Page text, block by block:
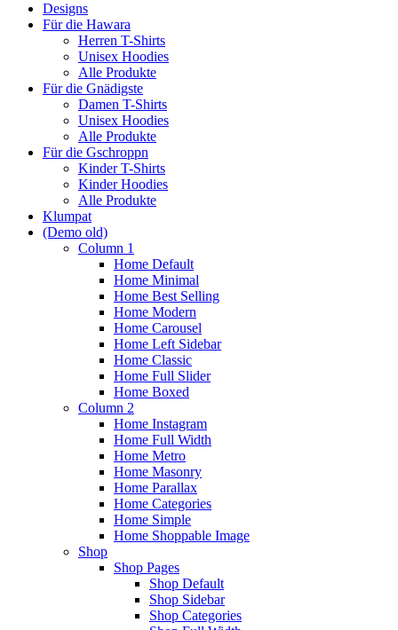
Designs
Für die Hawara
Herren T-Shirts
Unisex Hoodies
Alle Produkte
Für die Gnädigste
Damen T-Shirts
Unisex Hoodies
Alle Produkte
Für die Gschroppn
Kinder T-Shirts
Kinder Hoodies
Alle Produkte
Klumpat
(Demo old)
Column 1
Home Default
Home Minimal
Home Best Selling
Home Modern
Home Carousel
Home Left Sidebar
Home Classic
Home Full Slider
Home Boxed
Column 2
Home Instagram
Home Full Width
Home Metro
Home Masonry
Home Parallax
Home Categories
Home Simple
Home Shoppable Image
Shop
Shop Pages
Shop Default
Shop Sidebar
Shop Categories